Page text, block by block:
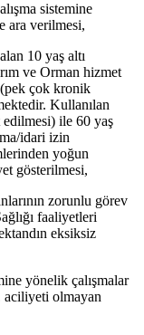
sistemine
ara verilmesi,
10 yaş altı
ve Orman hizmet
(pek çok kronik
Kullanılan
edilmesi) ile 60 yaş
idari izin
yoğun
gösterilmesi,
zorunlu görev
faaliyetleri
eksiksiz
yönelik çalışmalar
aciliyeti olmayan